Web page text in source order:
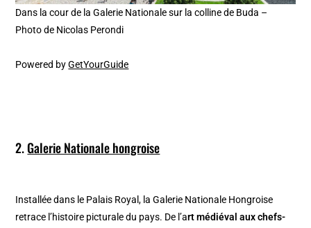
Dans la cour de la Galerie Nationale sur la colline de Buda –
Photo de Nicolas Perondi
Powered byGetYourGuide
2.Galerie Nationale hongroise
Installée dans le Palais Royal, la Galerie Nationale Hongroise
retrace l’histoire picturale du pays. De l’art médiéval aux chefs-